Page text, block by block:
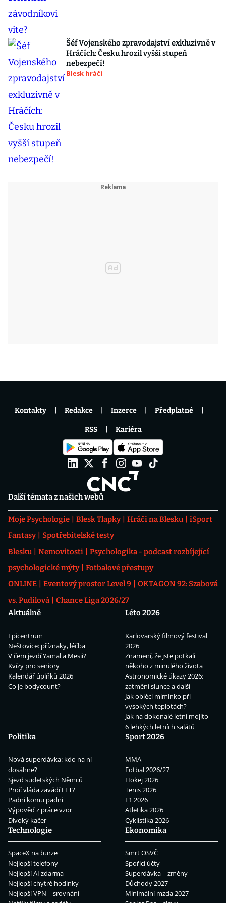
Šéf Vojenského zpravodajství exkluzivně v
Hráčích: Česku hrozil vyšší stupeň
nebezpečí!
Blesk hráči
Další témata z našich webů
Moje Psychologie Blesk Tlapky Hráči na Blesku
iSport
Fantasy
Spotřebitelské testy
Blesku
Nemovitosti
Psychologika - podcast rozbíjející
psychologické mýty
Fotbalové přestupy
ONLINE
Eventový prostor Level 9
OKTAGON 92: Szabová
vs. Pudilová
Chance Liga 2026/27
Aktuálně
Epicentrum
Neštovice: příznaky, léčba
V čem jezdí Yamal a Mesii?
Kvízy pro seniory
Kalendář úplňků 2026
Co je bodycount?
Léto 2026
Karlovarský filmový festival
2026
Znamení, že jste potkali
někoho z minulého života
Astronomické úkazy 2026:
zatmění slunce a další
Jak obléci miminko při
vysokých teplotách?
Jak na dokonalé letní mojito
6 lehkých letních salátů
Politika
Nová superdávka: kdo na ní
dosáhne?
Sjezd sudetských Němců
Proč vláda zavádí EET?
Padni komu padni
Výpověď z práce vzor
Divoký kačer
Sport 2026
MMA
Fotbal 2026/27
Hokej 2026
Tenis 2026
F1 2026
Atletika 2026
Cyklistika 2026
Technologie
SpaceX na burze
Nejlepší telefony
Nejlepší AI zdarma
Nejlepší chytré hodinky
Nejlepší VPN – srovnání
Ekonomika
Smrt OSVČ
Spořicí účty
Superdávka – změny
Důchody 2027
Minimální mzda 2027
Kontakty Redakce Inzerce Předplatné
RSS Kariéra